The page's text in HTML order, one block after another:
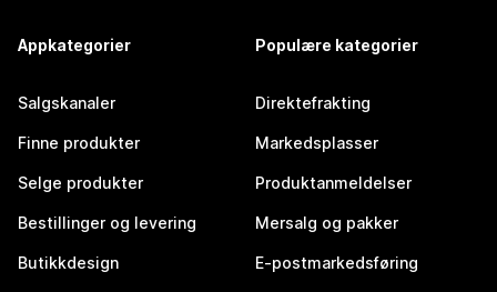
Appkategorier
Salgskanaler
Finne produkter
Selge produkter
Bestillinger og levering
Butikkdesign
Populære kategorier
Direktefrakting
Markedsplasser
Produktanmeldelser
Mersalg og pakker
E-postmarkedsføring